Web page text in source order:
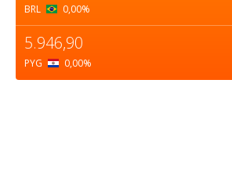
BRL 0,00%
5.946,90
PYG 0,00%